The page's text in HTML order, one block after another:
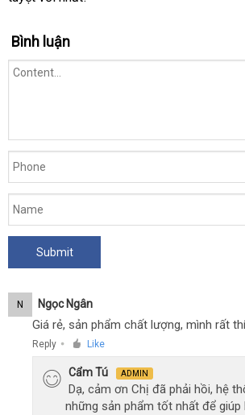
Bình luận
N Ngọc Ngân
Giá rẻ, sản phẩm chất lượng, mình rất
Reply ● Like
Cẩm Tú ADMIN
Dạ, cảm ơn Chị đã phải hồi, hệ
những sản phẩm tốt nhất để giúp